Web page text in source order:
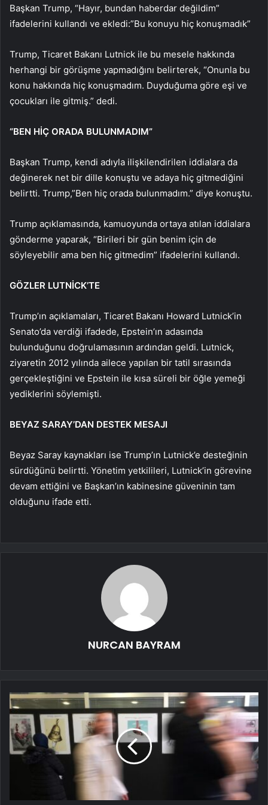
Başkan Trump, “Hayır, bundan haberdar değildim”
ifadelerini kullandı ve ekledi:”Bu konuyu hiç konuşmadık”
Trump, Ticaret Bakanı Lutnick ile bu mesele hakkında
herhangi bir görüşme yapmadığını belirterek, “Onunla bu
konu hakkında hiç konuşmadım. Duyduğuma göre eşi ve
çocukları ile gitmiş.” dedi.
“BEN HİÇ ORADA BULUNMADIM”
Başkan Trump, kendi adıyla ilişkilendirilen iddialara da
değinerek net bir dille konuştu ve adaya hiç gitmediğini
belirtti. Trump,”Ben hiç orada bulunmadım.” diye konuştu.
Trump açıklamasında, kamuoyunda ortaya atılan iddialara
gönderme yaparak, “Birileri bir gün benim için de
söyleyebilir ama ben hiç gitmedim” ifadelerini kullandı.
GÖZLER LUTNİCK’TE
Trump’ın açıklamaları, Ticaret Bakanı Howard Lutnick’in
Senato’da verdiği ifadede, Epstein’ın adasında
bulunduğunu doğrulamasının ardından geldi. Lutnick,
ziyaretin 2012 yılında ailece yapılan bir tatil sırasında
gerçekleştiğini ve Epstein ile kısa süreli bir öğle yemeği
yediklerini söylemişti.
BEYAZ SARAY’DAN DESTEK MESAJI
Beyaz Saray kaynakları ise Trump’ın Lutnick’e desteğinin
sürdüğünü belirtti. Yönetim yetkilileri, Lutnick’in görevine
devam ettiğini ve Başkan’ın kabinesine güveninin tam
olduğunu ifade etti.
NURCAN BAYRAM